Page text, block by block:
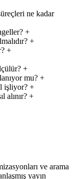
ne kadar
+
+
+
+
mu? +
işliyor? +
alınır? +
ve arama
yayın